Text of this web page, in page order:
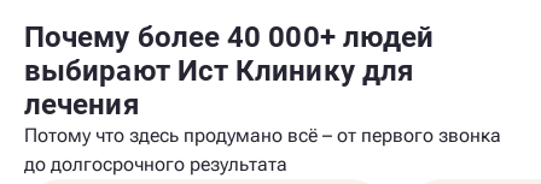
Почему более 40 000+ людей
выбирают Ист Клинику для
лечения
Потому что здесь продумано всё – от первого звонка
до долгосрочного результата